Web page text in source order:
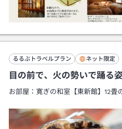
るるぶトラベルプラン ネット限定
目の前で、火の勢いで踊る
お部屋： 寛ぎの和室【東新館】12畳